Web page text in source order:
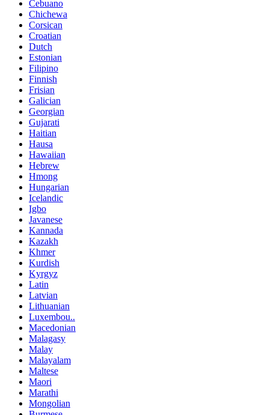
Cebuano
Chichewa
Corsican
Croatian
Dutch
Estonian
Filipino
Finnish
Frisian
Galician
Georgian
Gujarati
Haitian
Hausa
Hawaiian
Hebrew
Hmong
Hungarian
Icelandic
Igbo
Javanese
Kannada
Kazakh
Khmer
Kurdish
Kyrgyz
Latin
Latvian
Lithuanian
Luxembou..
Macedonian
Malagasy
Malay
Malayalam
Maltese
Maori
Marathi
Mongolian